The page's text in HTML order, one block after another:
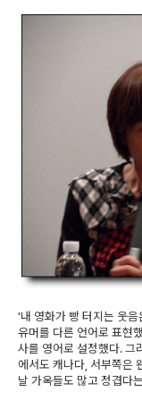
'내 영화가 빵 터지는 웃
유머를 다른 언어로 표현
사를 영어로 설정했다. 그
에서도 캐나다, 서부쪽은
날 가옥들도 많고 정겹다